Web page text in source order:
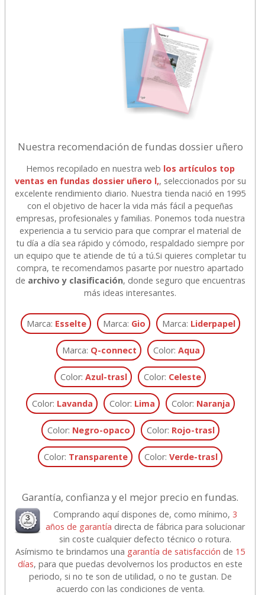
Nuestra recomendación de fundas dossier uñero
Hemos recopilado en nuestra web los artículos top
ventas en fundas dossier uñero l,, seleccionados por su
excelente rendimiento diario. Nuestra tienda nació en 1995
con el objetivo de hacer la vida más fácil a pequeñas
empresas, profesionales y familias. Ponemos toda nuestra
experiencia a tu servicio para que comprar el material de
tu día a día sea rápido y cómodo, respaldado siempre por
un equipo que te atiende de tú a tú.Si quieres completar tu
compra, te recomendamos pasarte por nuestro apartado
de archivo y clasificación, donde seguro que encuentras
más ideas interesantes.
Marca: Esselte Marca: Gio Marca: Liderpapel
Marca: Q-connect Color: Aqua
Color:Azul-trasl Color: Celeste
Color: Lavanda Color: Lima Color: Naranja
Color: Negro-opaco Color: Rojo-trasl
Color: Transparente Color:Verde-trasl
Garantía, confianza y el mejor precio en fundas.
Comprando aquí dispones de, como mínimo, 3
años de garantía directa de fábrica para solucionar
sin coste cualquier defecto técnico o rotura.
Asímismo te brindamos una garantía de satisfacción de 15
días, para que puedas devolvernos los productos en este
periodo, si no te son de utilidad, o no te gustan. De
acuerdo con las condiciones de venta.